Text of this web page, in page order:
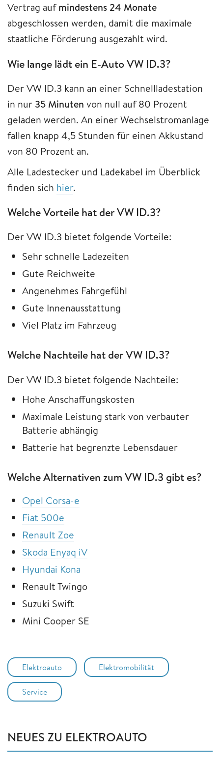
Vertrag aufmindestens 24 Monate
abgeschlossen werden, damit die maximale
staatliche Förderung ausgezahlt wird.
Wie lange lädt ein E-Auto VW ID.3?
Der VW ID.3 kann an einer Schnellladestation
in nur 35 Minuten von null auf 80 Prozent
geladen werden. An einer Wechselstromanlage
fallen knapp 4,5 Stunden für einen Akkustand
von 80 Prozent an.
Alle Ladestecker und Ladekabel im Überblick
finden sich hier.
Welche Vorteile hat der VW ID.3?
Der VW ID.3 bietet folgende Vorteile:
Sehr schnelle Ladezeiten
Gute Reichweite
Angenehmes Fahrgefühl
Gute Innenausstattung
Viel Platz im Fahrzeug
Welche Nachteile hat der VW ID.3?
Der VW ID.3 bietet folgende Nachteile:
Hohe Anschaffungskosten
Maximale Leistung stark von verbauter
Batterie abhängig
Batterie hat begrenzte Lebensdauer
Welche Alternativen zum VW ID.3 gibt es?
Opel Corsa-e
Fiat 500e
Renault Zoe
Skoda Enyaq iV
Hyundai Kona
Renault Twingo
Suzuki Swift
Mini Cooper SE
Elektroauto Elektromobilität
Service
NEUES ZU ELEKTROAUTO